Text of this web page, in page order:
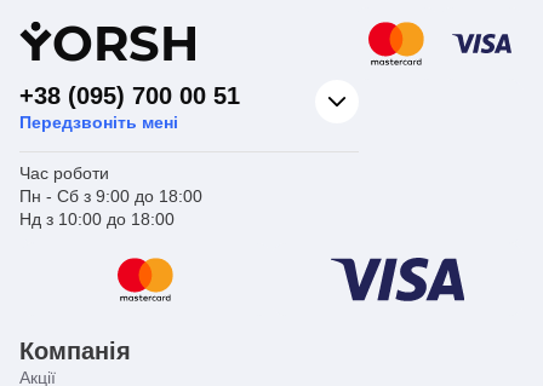
YORSH
+38 (095) 700 00 51
Передзвоніть мені
Час роботи
Пн - Сб з 9:00 до 18:00
Нд з 10:00 до 18:00
Компанія
Акції